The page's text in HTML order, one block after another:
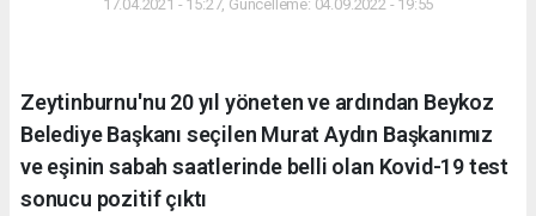
17.04.2021 - 15:27, Güncelleme: 04.09.2022 - 19:55
Zeytinburnu'nu 20 yıl yöneten ve ardından Beykoz
Belediye Başkanı seçilen Murat Aydın Başkanımız
ve eşinin sabah saatlerinde belli olan Kovid-19 test
sonucu pozitif çıktı